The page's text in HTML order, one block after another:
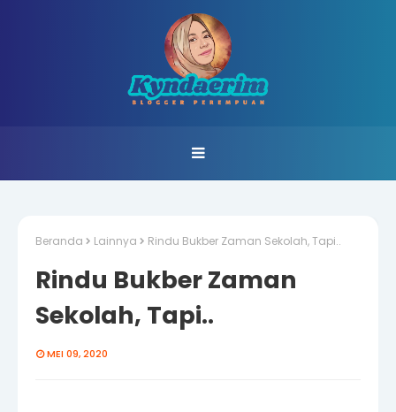
Beranda Lainnya Rindu Bukber Zaman Sekolah, Tapi..
Rindu Bukber Zaman
Sekolah, Tapi..
MEI 09, 2020